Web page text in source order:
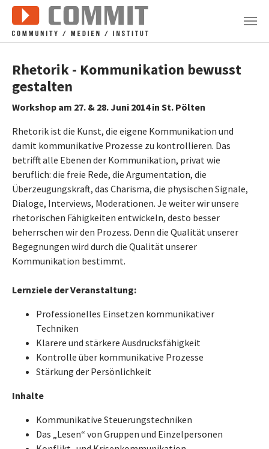
Zum Hauptinhalt springen
Rhetorik - Kommunikation bewusst
gestalten
Workshop am 27. & 28. Juni 2014 in St. Pölten
Rhetorik ist die Kunst, die eigene Kommunikation und
damit kommunikative Prozesse zu kontrollieren. Das
betrifft alle Ebenen der Kommunikation, privat wie
beruflich: die freie Rede, die Argumentation, die
Überzeugungskraft, das Charisma, die physischen Signale,
Dialoge, Interviews, Moderationen. Je weiter wir unsere
rhetorischen Fähigkeiten entwickeln, desto besser
beherrschen wir den Prozess. Denn die Qualität unserer
Begegnungen wird durch die Qualität unserer
Kommunikation bestimmt.
Lernziele der Veranstaltung:
Professionelles Einsetzen kommunikativer
Techniken
Klarere und stärkere Ausdrucksfähigkeit
Kontrolle über kommunikative Prozesse
Stärkung der Persönlichkeit
Inhalte
Kommunikative Steuerungstechniken
Das „Lesen“ von Gruppen und Einzelpersonen